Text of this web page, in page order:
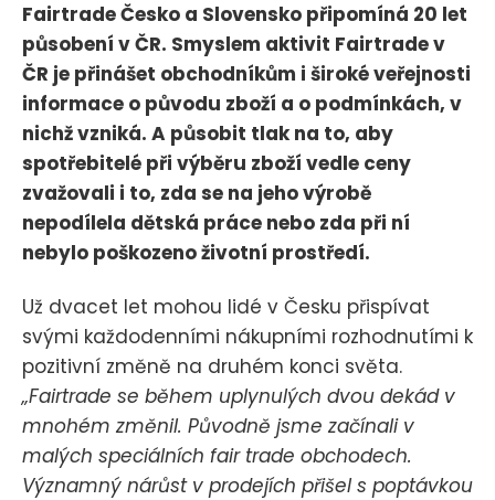
Fairtrade Česko a Slovensko připomíná 20 let
působení v ČR. Smyslem aktivit Fairtrade v
ČR je přinášet obchodníkům i široké veřejnosti
informace o původu zboží a o podmínkách, v
nichž vzniká. A působit tlak na to, aby
spotřebitelé při výběru zboží vedle ceny
zvažovali i to, zda se na jeho výrobě
nepodílela dětská práce nebo zda při ní
nebylo poškozeno životní prostředí.
Už dvacet let mohou lidé v Česku přispívat
svými každodenními nákupními rozhodnutími k
pozitivní změně na druhém konci světa.
„Fairtrade se během uplynulých dvou dekád v
mnohém změnil. Původně jsme začínali v
malých speciálních fair trade obchodech.
Významný nárůst v prodejích přišel s poptávkou